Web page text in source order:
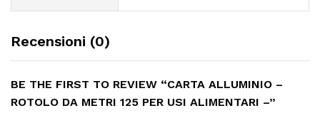
Recensioni (0)
BE THE FIRST TO REVIEW “CARTA ALLUMINIO –
ROTOLO DA METRI 125 PER USI ALIMENTARI –”